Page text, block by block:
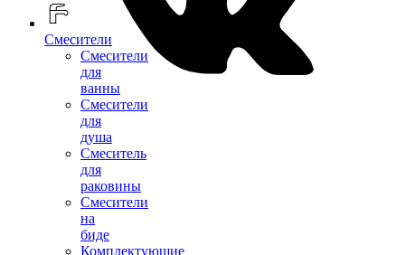
Смесители
Смесители
для
ванны
Смесители
для
душа
Смеситель
для
раковины
Смесители
на
биде
Комплектующие